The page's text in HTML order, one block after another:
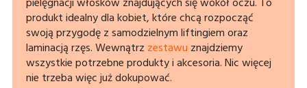
produkt idealny dla kobiet, które chcą rozpocząć
swoją przygodę z samodzielnym liftingiem oraz
laminacją rzęs. Wewnątrz zestawu znajdziemy
wszystkie potrzebne produkty i akcesoria. Nic więcej
nie trzeba więc już dokupować.